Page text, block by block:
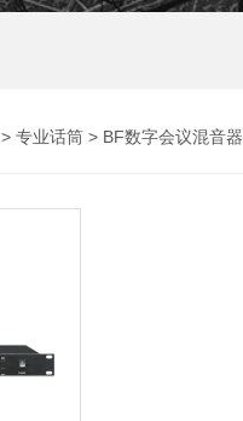
>专业话筒 > BF数字会议混音器